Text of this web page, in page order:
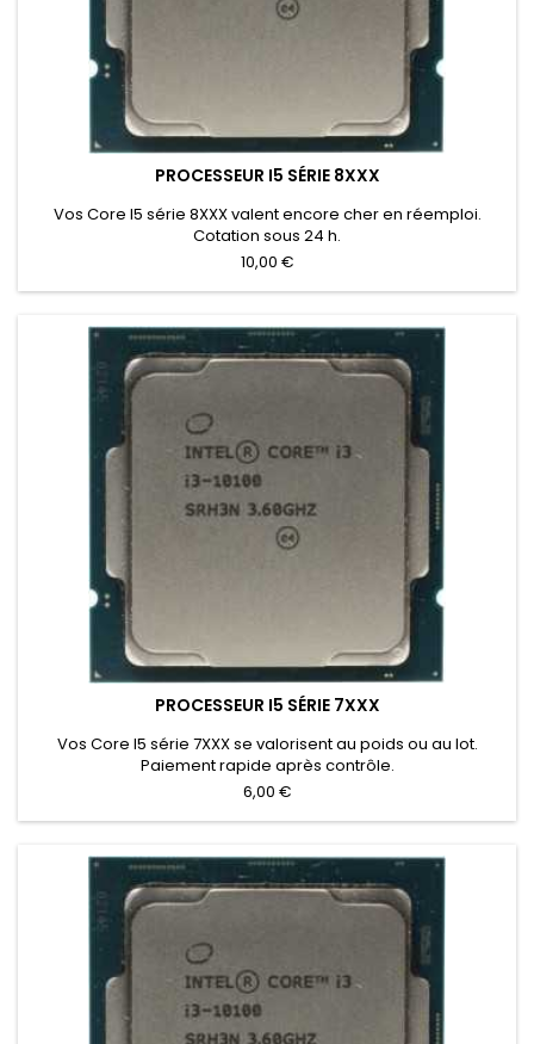
PROCESSEUR I5 SÉRIE 8XXX
Vos Core I5 série 8XXX valent encore cher en réemploi.
Cotation sous 24 h.
10,00 €
PROCESSEUR I5 SÉRIE 7XXX
Vos Core I5 série 7XXX se valorisent au poids ou au lot.
Paiement rapide après contrôle.
6,00 €